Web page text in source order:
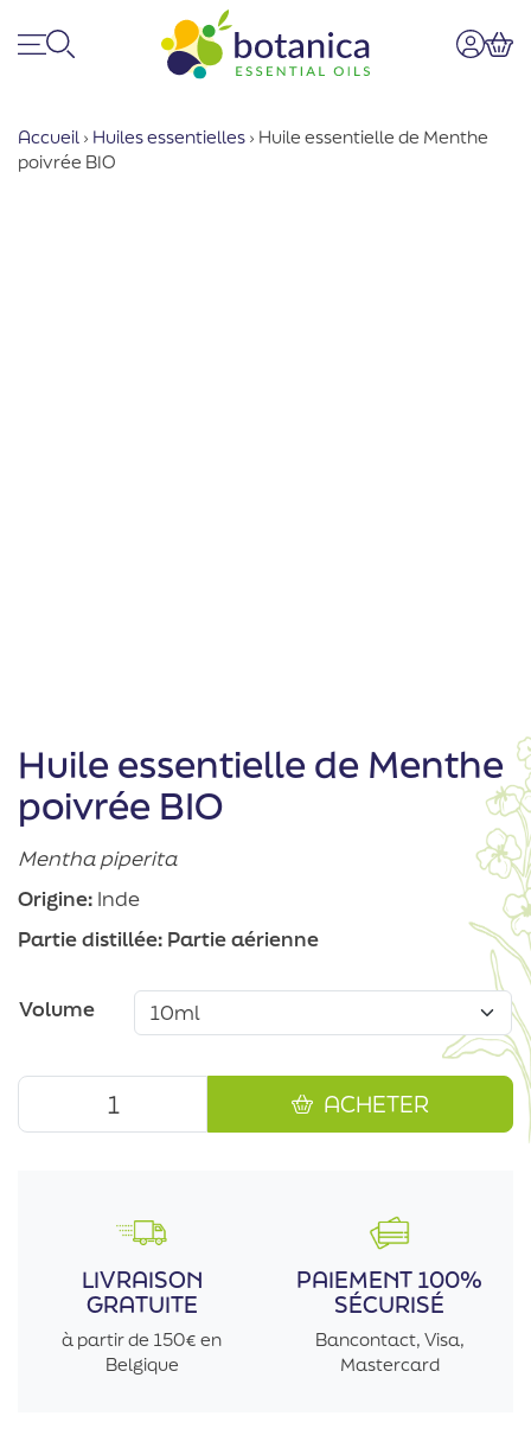
Accueil › Huiles essentielles › Huile essentielle de Menthe
poivrée BIO
Huile essentielle de Menthe
poivrée BIO
Mentha piperita
Origine: Inde
Partie distillée: Partie aérienne
Volume
ACHETER
LIVRAISON
GRATUITE
à partir de 150€ en
Belgique
PAIEMENT 100%
SÉCURISÉ
Bancontact, Visa,
Mastercard